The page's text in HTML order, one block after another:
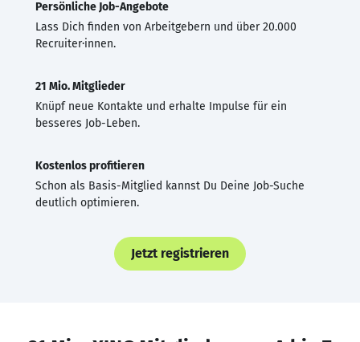
Persönliche Job-Angebote
Lass Dich finden von Arbeitgebern und über 20.000
Recruiter·innen.
21 Mio. Mitglieder
Knüpf neue Kontakte und erhalte Impulse für ein
besseres Job-Leben.
Kostenlos profitieren
Schon als Basis-Mitglied kannst Du Deine Job-Suche
deutlich optimieren.
Jetzt registrieren